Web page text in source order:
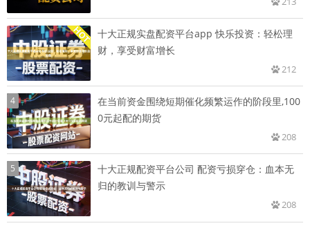
十大正规实盘配资平台app 快乐投资：轻松理
财，享受财富增长
212
4
在当前资金围绕短期催化频繁运作的阶段里,100
0元起配的期货
208
5
十大正规配资平台公司 配资亏损穿仓：血本无
归的教训与警示
208